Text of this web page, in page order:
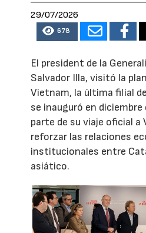
29/07/2026
678
El president de la
Salvador Illa, visitó la
Vietnam, la última filial
se inauguró en
parte de su viaje oficial a
reforzar las relaciones
institucionales entre
asiático.